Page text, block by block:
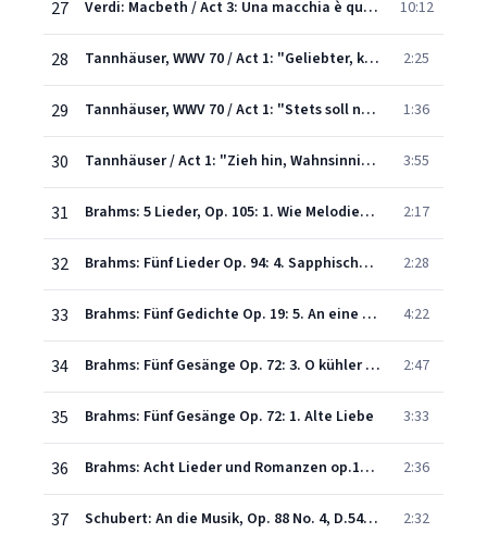
27 Verdi: Macbeth / Act 3: Una macchia è qui tutt'ora 10:12
28 Tannhäuser, WWV 70 / Act 1: "Geliebter, komm! Sieh dort die Grotte!" 2:25
29 Tannhäuser, WWV 70 / Act 1: "Stets soll nur dir mein Lied ertönen!" 1:36
30 Tannhäuser / Act 1: "Zieh hin, Wahnsinniger, zieh hin!" 3:55
31 Brahms: 5 Lieder, Op. 105: 1. Wie Melodien zieht es mir 2:17
32 Brahms: Fünf Lieder Op. 94: 4. Sapphische Ode 2:28
33 Brahms: Fünf Gedichte Op. 19: 5. An eine Äolsharfe 4:22
34 Brahms: Fünf Gesänge Op. 72: 3. O kühler Wald 2:47
35 Brahms: Fünf Gesänge Op. 72: 1. Alte Liebe 3:33
36 Brahms: Acht Lieder und Romanzen op.14: 5. Trennung 2:36
37 Schubert: An die Musik, Op. 88 No. 4, D.547: Du holde Kunst 2:32